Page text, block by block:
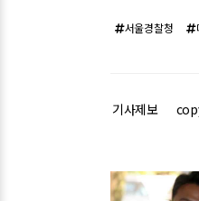
서울경찰청
기사제보
관련기사